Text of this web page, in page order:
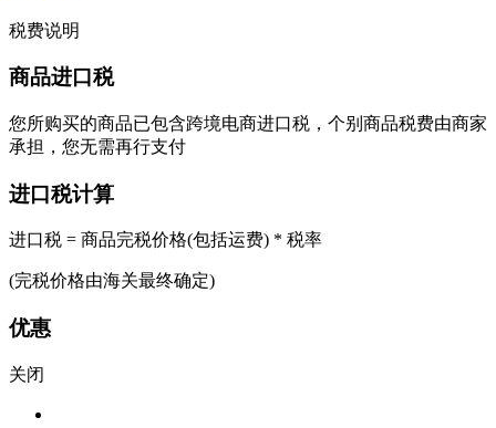
税费说明
商品进口税
您所购买的商品已包含跨境电商进口税，个别商品税费由商家
承担，您无需再行支付
进口税计算
进口税 = 商品完税价格(包括运费) * 税率
(完税价格由海关最终确定)
优惠
关闭